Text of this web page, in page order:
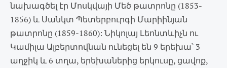
նախագծել էր Մոսկվայի Մեծ թատրոնը (1853-
1856) և Սանկտ Պետերբուրգի Մարիինյան
թատրոնը (1859-1860): Նիկոլայ Լեոնտևիչն ու
Կամիլա Ալբերտովնան ունեցել են 9 երեխա՝ 3
աղջիկ և 6 տղա, երեխաներից երկուսը, ցավոք,